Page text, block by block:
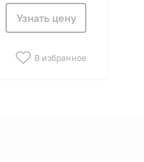
Узнать цену
В избранное